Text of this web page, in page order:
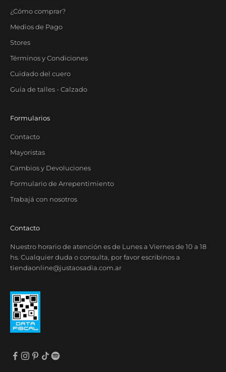
¿Cómo comprar?
Medios de Pago
Stores
Términos y Condiciones
Cuidado del cuero
Guia de talles - Calzado
Formularios
Contacto
Mayoristas
Cambios y Devoluciones
Formulario de Arrepentimiento
Trabajá con nosotros
Contacto
Nuestro horario de atención es de Lunes a Viernes de 10 a 18
hs. Cualquier duda o consulta, por favor escribinos a
tiendaonline@justaosadia.com.ar